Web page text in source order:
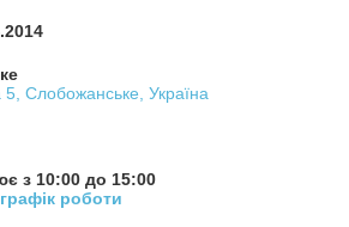
5, Слобожанське, Україна
з 10:00 до 15:00
роботи